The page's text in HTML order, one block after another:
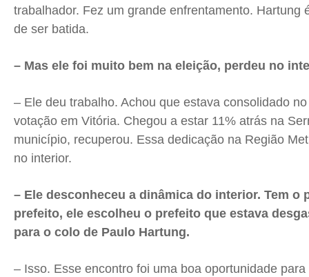
trabalhador. Fez um grande enfrentamento. Hartung
de ser batida.
– Mas ele foi muito bem na eleição, perdeu no
– Ele deu trabalho. Achou que estava consolidado
votação em Vitória. Chegou a estar 11% atrás na
município, recuperou. Essa dedicação na Região
no interior.
– Ele desconheceu a dinâmica do interior. Tem o
prefeito, ele escolheu o prefeito que estava
para o colo de Paulo Hartung.
– Isso. Esse encontro foi uma boa oportunidade